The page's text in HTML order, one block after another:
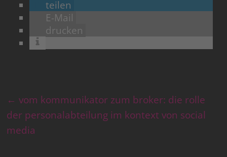
teilen
E-Mail
drucken
← vom kommunikator zum broker: die rolle
der personalabteilung im kontext von social
media